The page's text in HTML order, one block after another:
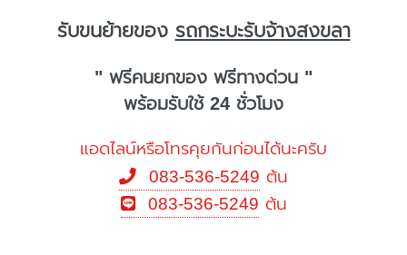
รับขนย้ายของ รถกระบะรับจ้างสงขลา
" ฟรีคนยกของ ฟรีทางด่วน "
พร้อมรับใช้ 24 ชั่วโมง
แอดไลน์หรือโทรคุยกันก่อนได้นะครับ
083-536-5249 ต้น
083-536-5249 ต้น